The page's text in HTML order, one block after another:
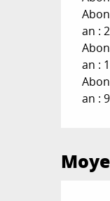
an :
an :
an :